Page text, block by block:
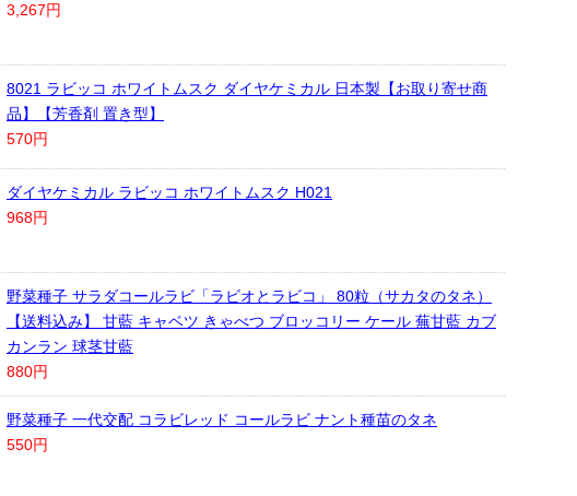
3,267円
8021 ラビッコ ホワイトムスク ダイヤケミカル 日本製【お取り寄せ商
品】【芳香剤 置き型】
570円
ダイヤケミカル ラビッコ ホワイトムスク H021
968円
野菜種子 サラダコールラビ「ラビオとラビコ」 80粒（サカタのタネ）
【送料込み】 甘藍 キャベツ きゃべつ ブロッコリー ケール 蕪甘藍 カブ
カンラン 球茎甘藍
880円
野菜種子 一代交配 コラビレッド コールラビ ナント種苗のタネ
550円